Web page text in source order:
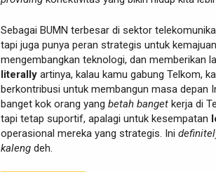
Sebagai BUMN terbesar di sektor
tapi juga punya peran strategis untuk
mengembangkan teknologi, dan memberikan
literally artinya, kalau kamu gabung Telkom,
berkontribusi untuk membangun masa depan
banget kok orang yang betah banget kerja di
tapi tetap suportif, apalagi untuk kesempatan
operasional mereka yang strategis. Ini
kaleng deh.